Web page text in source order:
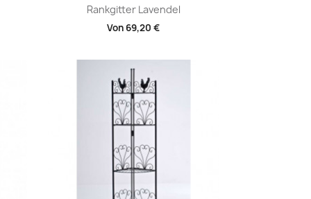
Rankgitter Lavendel
Von 69,20 €
Vorschau